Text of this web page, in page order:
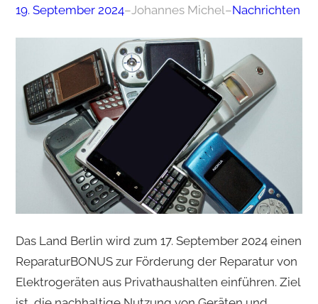
19. September 2024–Johannes Michel–Nachrichten
Das Land Berlin wird zum 17. September 2024 einen
ReparaturBONUS zur Förderung der Reparatur von
Elektrogeräten aus Privathaushalten einführen. Ziel